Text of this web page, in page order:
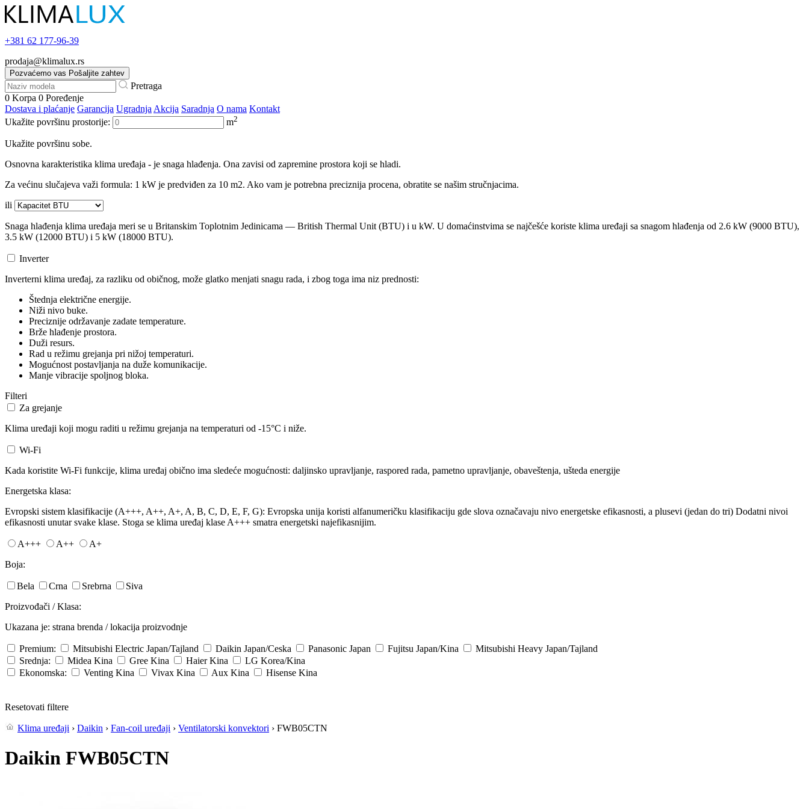
+381 62 177-96-39
prodaja@klimalux.rs
Pozvaćemo vas Pošaljite zahtev
Pretraga
0 Korpa 0 Poređenje
Dostava i plaćanje Garancija Ugradnja Akcija Saradnja O nama Kontakt
Ukažite površinu prostorije:
m2
Ukažite površinu sobe.
Osnovna karakteristika klima uređaja - je snaga hlađenja. Ona zavisi od zapremine prostora koji se hladi.
Za većinu slučajeva važi formula: 1 kW je predviđen za 10 m2. Ako vam je potrebna preciznija procena, obratite se našim stručnjacima.
ili
Snaga hlađenja klima uređaja meri se u Britanskim Toplotnim Jedinicama — British Thermal Unit (BTU) i u kW. U domaćinstvima se najčešće koriste klima uređaji sa snagom hlađenja od 2.6 kW (9000 BTU),
3.5 kW (12000 BTU) i 5 kW (18000 BTU).
Inverter
Inverterni klima uređaj, za razliku od običnog, može glatko menjati snagu rada, i zbog toga ima niz prednosti:
Štednja električne energije.
Niži nivo buke.
Preciznije održavanje zadate temperature.
Brže hlađenje prostora.
Duži resurs.
Rad u režimu grejanja pri nižoj temperaturi.
Mogućnost postavljanja na duže komunikacije.
Manje vibracije spoljnog bloka.
Filteri
Za grejanje
Klima uređaji koji mogu raditi u režimu grejanja na temperaturi od -15°C i niže.
Wi-Fi
Kada koristite Wi-Fi funkcije, klima uređaj obično ima sledeće mogućnosti: daljinsko upravljanje, raspored rada, pametno upravljanje, obaveštenja, ušteda energije
Energetska klasa:
Evropski sistem klasifikacije (A+++, A++, A+, A, B, C, D, E, F, G): Evropska unija koristi alfanumeričku klasifikaciju gde slova označavaju nivo energetske efikasnosti, a plusevi (jedan do tri) Dodatni nivoi
efikasnosti unutar svake klase. Stoga se klima uređaj klase A+++ smatra energetski najefikasnijim.
A+++ A++
A+
Boja:
Bela Crna Srebrna
Siva
Proizvođači / Klasa:
Ukazana je: strana brenda / lokacija proizvodnje
Premium: Mitsubishi Electric Japan/Tajland Daikin Japan/Ceska Panasonic Japan Fujitsu Japan/Kina Mitsubishi Heavy Japan/Tajland
Srednja:
Midea Kina Gree Kina Haier Kina LG Korea/Kina
Ekonomska:
Venting Kina Vivax Kina Aux Kina Hisense Kina
Resetovati filtere
Klima uređaji › Daikin › Fan-coil uređaji › Ventilatorski konvektori › FWB05CTN
Daikin FWB05CTN